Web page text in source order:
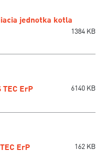
jednotka kotla
1384 KB
ErP 6140 KB
ErP 162 KB